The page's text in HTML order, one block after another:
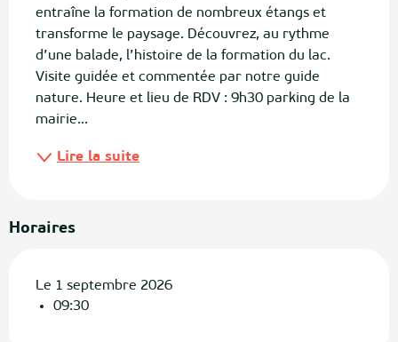
entraîne la formation de nombreux étangs et
transforme le paysage. Découvrez, au rythme
d’une balade, l’histoire de la formation du lac.
Visite guidée et commentée par notre guide
nature. Heure et lieu de RDV : 9h30 parking de la
mairie...
Lire la suite
Horaires
Le 1 septembre 2026
09:30